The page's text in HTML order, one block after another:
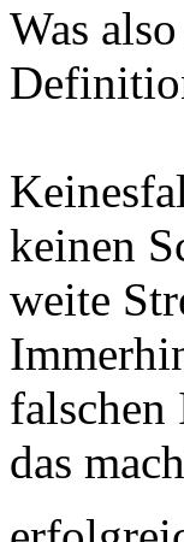
Was
keinen
weite
falschen
das